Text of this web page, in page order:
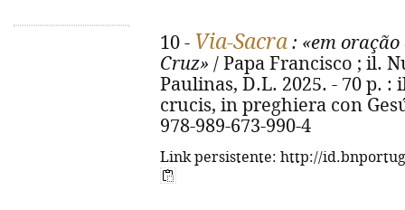
10 - Via-Sacra : «em oração
Cruz» / Papa Francisco ; il.
Paulinas, D.L. 2025. - 70 p. :
crucis, in preghiera con
978-989-673-990-4
Link persistente: http://